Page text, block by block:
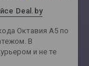
Deal.by
Октавия А5 по
В
и не те